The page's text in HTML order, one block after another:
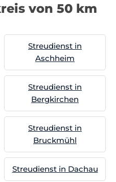
von 50 km
Streudienst in
Aschheim
Streudienst in
Bergkirchen
Streudienst in
Bruckmühl
Streudienst in Dachau